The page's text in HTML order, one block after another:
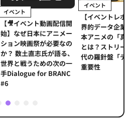
イベント
【🎥イベント動画配信開
始】なぜ日本にアニメー
ション映画祭が必要なの
か？ 数土直志氏が語る、
世界と戦うための次の一
手Dialogue for BRANC
#6
イベント
【イベントレポ
界的データ企業
本アニメの「真
とは？ストリー
代の羅針盤「デ
重要性
2